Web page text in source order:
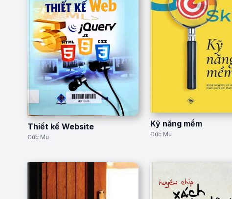
Thiết kế Website
Đức Mu
Kỹ năng mềm
Đức Mu